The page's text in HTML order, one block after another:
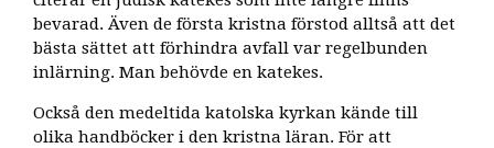
bevarad. Även de första kristna förstod alltså att det
bästa sättet att förhindra avfall var regelbunden
inlärning. Man behövde en katekes.
Också den medeltida katolska kyrkan kände till
olika handböcker i den kristna läran. För att